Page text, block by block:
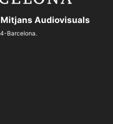
Audiovisuals
Barcelona.